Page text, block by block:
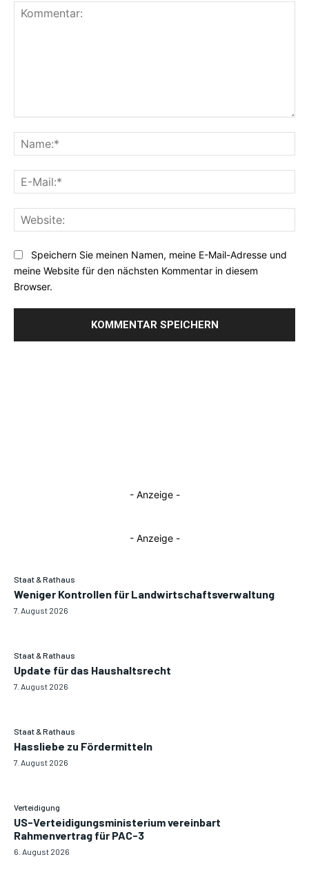
- Anzeige -
- Anzeige -
Staat & Rathaus
Weniger Kontrollen für Landwirtschaftsverwaltung
7. August 2026
Staat & Rathaus
Update für das Haushaltsrecht
7. August 2026
Staat & Rathaus
Hassliebe zu Fördermitteln
7. August 2026
Verteidigung
US-Verteidigungsministerium vereinbart
Rahmenvertrag für PAC-3
6. August 2026
Speichern Sie meinen Namen, meine E-Mail-Adresse und
meine Website für den nächsten Kommentar in diesem
Browser.